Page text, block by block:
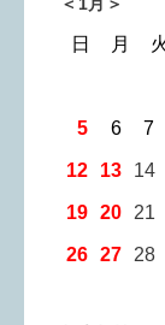
日 月
5 6 7
12 13 14
19 20 21
26 27 28